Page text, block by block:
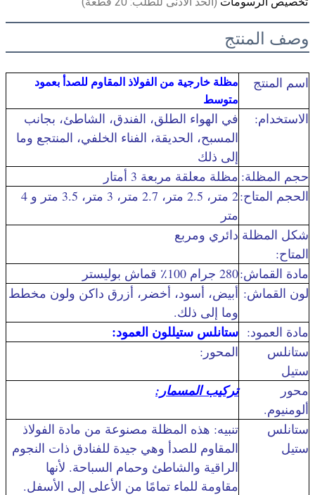
وصف المنتج
اسم المنتج
مظلة خارجية من الفولاذ المقاوم للصدأ بعمود
متوسط
الاستخدام:
في الهواء الطلق، الفندق، الشاطئ، بجانب
المسبح، الحديقة، الفناء الخلفي، المنتجع وما
إلى ذلك
حجم المظلة: مظلة معلقة مربعة 3 أمتار
الحجم المتاح:
2 متر، 2.5 متر، 2.7 متر، 3 متر، 3.5 متر و 4
متر
شكل المظلة
المتاح:
دائري ومربع
مادة القماش:280 جرام 100٪ قماش بوليستر
لون القماش: أبيض، أسود، أخضر، أزرق داكن ولون مخطط
وما إلى ذلك.
مادة العمود: ستانلس ستيللون العمود:
ستانلس
ستيل
المحور:
محور
ألومنيوم.
تركيب المسمار:
ستانلس
ستيل
تنبيه: هذه المظلة مصنوعة من مادة الفولاذ
المقاوم للصدأ وهي جيدة للفنادق ذات النجوم
الراقية والشاطئ وحمام السباحة. لأنها
مقاومة للماء تمامًا من الأعلى إلى الأسفل.